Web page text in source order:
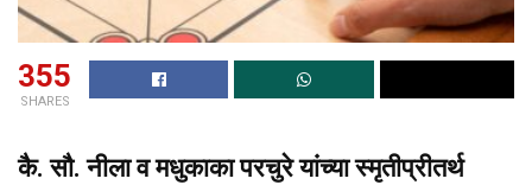
355
SHARES
कै. सौ. नीला व मधुकाका परचुरे यांच्या स्मृतीप्रीतर्थ